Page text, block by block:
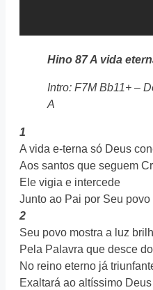
Hino 87A vida
Intro: F7M Bb11+ –
A
1
A vida e-terna só Deus
Aos santos que seguem
Ele vigia e intercede
Junto ao Pai por Seu povo
2
Seu povo mostra a luz
Pela Palavra que desce
No reino eterno já
Exaltará ao altíssimo Deus